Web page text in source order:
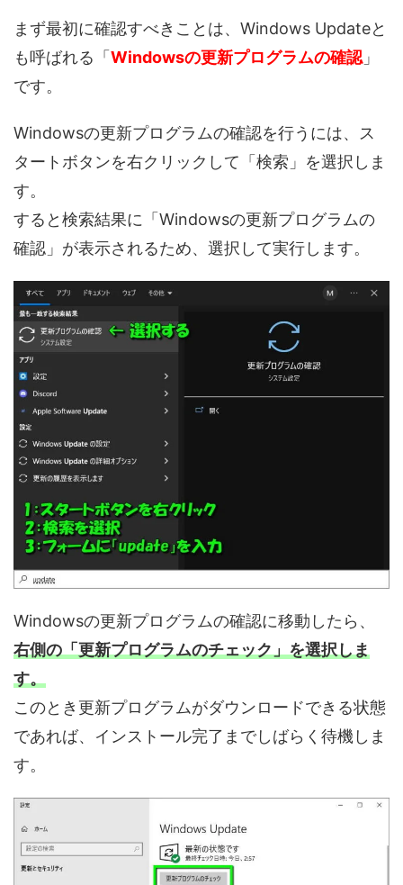
まず最初に確認すべきことは、Windows Updateと
も呼ばれる「 Windowsの更新プログラムの確認」
です。
Windowsの更新プログラムの確認を行うには、ス
タートボタンを右クリックして「検索」を選択しま
す。
すると検索結果に「Windowsの更新プログラムの
確認」が表示されるため、選択して実行します。
Windowsの更新プログラムの確認に移動したら、
右側の「更新プログラムのチェック」を選択しま
す。
このとき更新プログラムがダウンロードできる状態
であれば、インストール完了までしばらく待機しま
す。